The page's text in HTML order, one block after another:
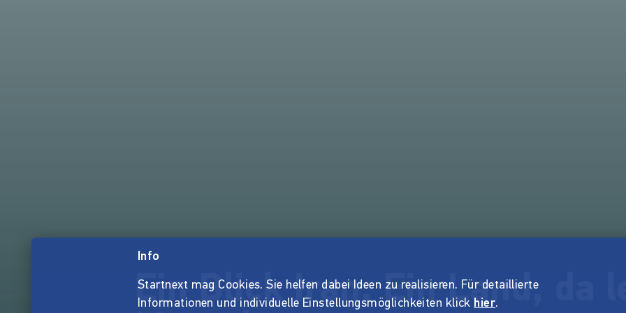
Ein Blick Iran. Ein Land, da
Info
Startnext mag Cookies. Sie helfen dabei Ideen zu realisieren. Für detaillierte
Informationen und individuelle Einstellungsmöglichkeiten klick hier.